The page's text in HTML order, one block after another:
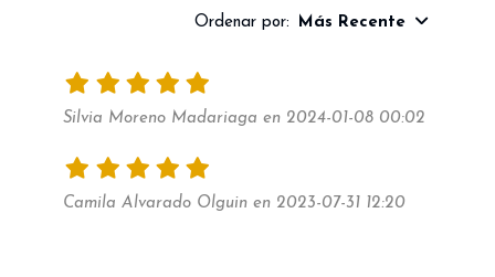
Ordenar por: Más Recente
Silvia Moreno Madariaga en 2024-01-08 00:02
Camila Alvarado Olguin en 2023-07-31 12:20